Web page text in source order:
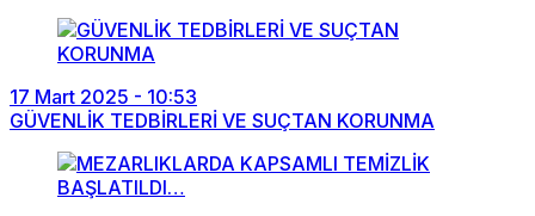
17 Mart 2025 - 10:53
GÜVENLİK TEDBİRLERİ VE SUÇTAN KORUNMA